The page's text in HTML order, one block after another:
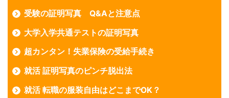
受験の証明写真 Q&Aと注意点
大学入学共通テストの証明写真
超カンタン！失業保険の受給手続き
就活 証明写真のピンチ脱出法
就活 転職の服装自由はどこまでOK？